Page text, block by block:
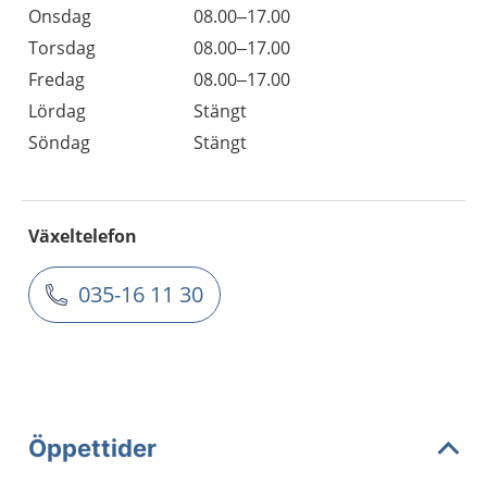
Onsdag
08.00–17.00
Torsdag
08.00–17.00
Fredag
08.00–17.00
Lördag
Stängt
Söndag
Stängt
Växeltelefon
035-16 11 30
Öppettider